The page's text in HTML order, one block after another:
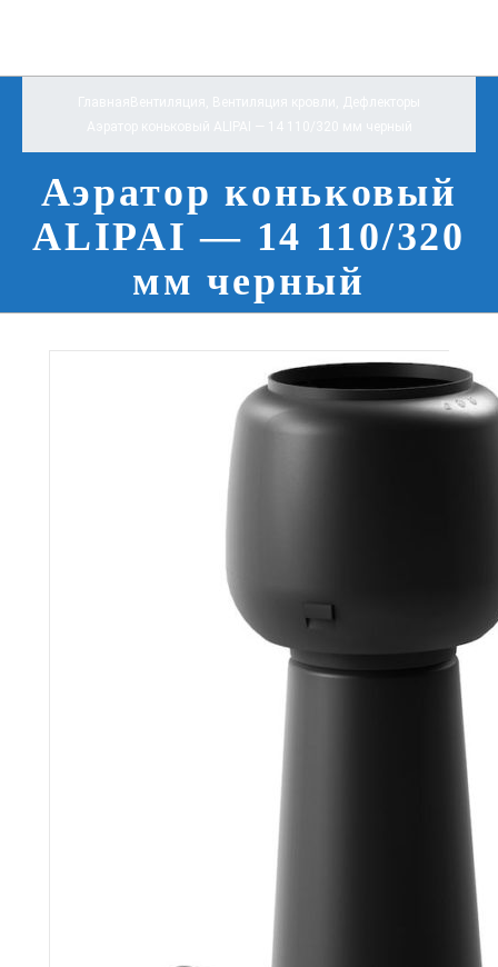
Аэратор коньковый
ALIPAI — 14 110/320
мм черный